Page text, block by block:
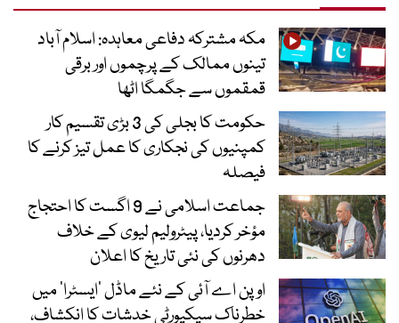
مکہ مشترکہ دفاعی معاہدہ: اسلام آباد
تینوں ممالک کے پرچموں اور برقی
قمقموں سے جگمگا اٹھا
حکومت کا بجلی کی 3 بڑی تقسیم کار
کمپنیوں کی نجکاری کا عمل تیز کرنے کا
فیصلہ
جماعت اسلامی نے 9 اگست کا احتجاج
مؤخر کردیا، پیٹرولیم لیوی کے خلاف
دھرنوں کی نئی تاریخ کا اعلان
اوپن اے آئی کے نئے ماڈل ’ایسٹرا‘ میں
خطرناک سیکیورٹی خدشات کا انکشاف،